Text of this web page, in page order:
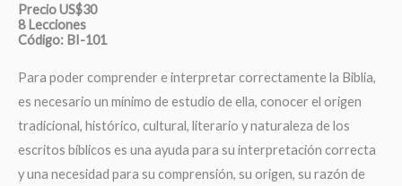
Precio US$30
8 Lecciones
Código: BI-101
Para poder comprender e interpretar correctamente la Biblia,
es necesario un mínimo de estudio de ella, conocer el origen
tradicional, histórico, cultural, literario y naturaleza de los
escritos bíblicos es una ayuda para su interpretación correcta
y una necesidad para su comprensión, su origen, su razón de